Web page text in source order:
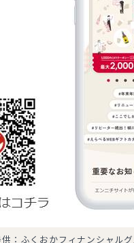
供：ふくおかフィナンシャル